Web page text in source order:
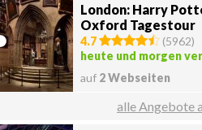
London: Harry
Oxford Tagestour
4.7 (5962)
heute und morgen
auf 2 Webseiten
alle Angebote